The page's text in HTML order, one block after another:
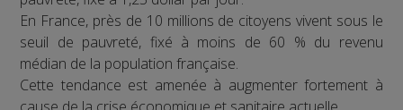
En France, près de 10 millions de citoyens vivent sous le
seuil de pauvreté, fixé à moins de 60 % du revenu
médian de la population française.
Cette tendance est amenée à augmenter fortement à